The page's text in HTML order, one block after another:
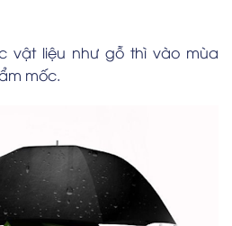
vật liệu như gỗ thì vào mùa
mốc.